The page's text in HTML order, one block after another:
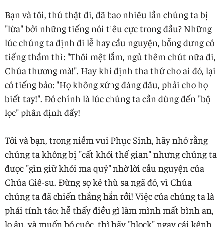
Bạn và tôi, thú thật đi, đã bao nhiêu lần chúng ta bị
"lừa" bởi những tiếng nói tiêu cực trong đầu? Những
lúc chúng ta định đi lễ hay cầu nguyện, bỗng dưng có
tiếng thầm thì: "Thôi mệt lắm, ngủ thêm chút nữa đi,
Chúa thương mà!". Hay khi định tha thứ cho ai đó, lại
có tiếng bảo: "Họ không xứng đáng đâu, phải cho họ
biết tay!". Đó chính là lúc chúng ta cần dùng đến "bộ
lọc" phân định đấy!
Tôi và bạn, trong niềm vui Phục Sinh, hãy nhớ rằng
chúng ta không bị "cất khỏi thế gian" nhưng chúng ta
được "gìn giữ khỏi ma quỷ" nhờ lời cầu nguyện của
Chúa Giê-su. Đừng sợ kẻ thù sa ngã đó, vì Chúa
chúng ta đã chiến thắng hắn rồi! Việc của chúng ta là
phải tỉnh táo: hễ thấy điều gì làm mình mất bình an,
lo âu, và muốn bỏ cuộc, thì hãy "block" ngay cái kênh